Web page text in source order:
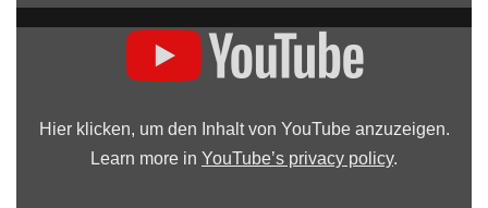
Hier klicken, um den Inhalt von YouTube anzuzeigen.
Learn more in YouTube’s privacy policy.